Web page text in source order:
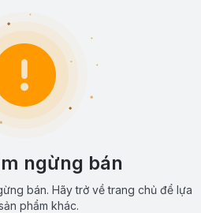
ngừng bán
bán. Hãy trở về trang chủ để lựa
phẩm khác.